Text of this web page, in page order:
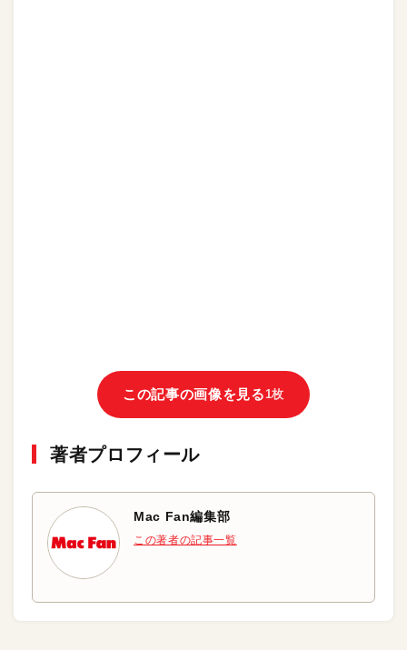
この記事の画像を見る 1枚
著者プロフィール
Mac Fan編集部
この著者の記事一覧